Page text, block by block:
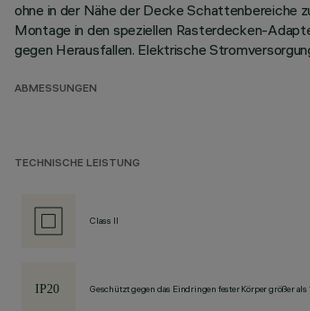
ohne in der Nähe der Decke Schattenbereiche
Montage in den speziellen Rasterdecken-
gegen Herausfallen. Elektrische
ABMESSUNGEN
TECHNISCHE LEISTUNG
Class II
Geschützt gegen das Eindringen fester Körper größer